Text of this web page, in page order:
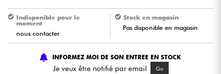
Violons & Quatuor
Eveil Musical
Câbles & Access.
Indisponible pour le
moment
nous contacter
Stock en magasin
Pas disponible en magasin
INFORMEZ MOI DE SON ENTREE EN STOCK
Je veux être notifié par email Go